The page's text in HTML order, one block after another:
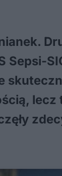
Sepsi-
lecz